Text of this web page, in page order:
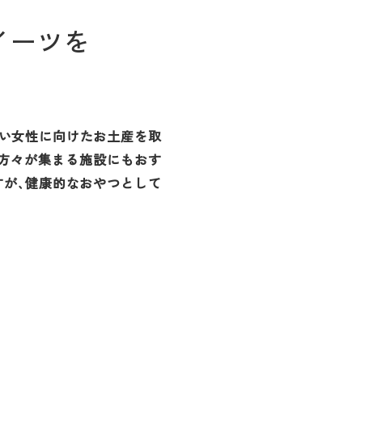
ツを
女性に向けたお土産を取
々が集まる施設にもおす
、健康的なおやつとして